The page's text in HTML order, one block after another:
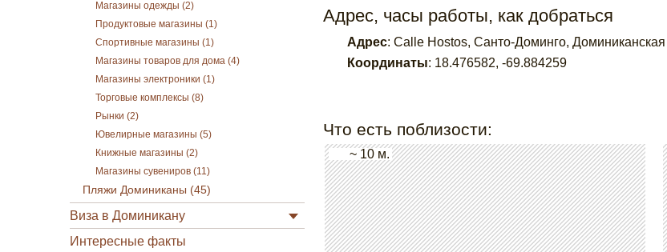
Магазины одежды (2)
Продуктовые магазины (1)
Спортивные магазины (1)
Магазины товаров для дома (4)
Магазины электроники (1)
Торговые комплексы (8)
Рынки (2)
Ювелирные магазины (5)
Книжные магазины (2)
Магазины сувениров (11)
Пляжи Доминиканы (45)
Виза в Доминикану
Интересные факты
Адрес, часы работы, как добраться
Адрес: Calle Hostos, Санто-Доминго, Доминиканская
Координаты: 18.476582, -69.884259
Что есть поблизости:
~ 10 м.